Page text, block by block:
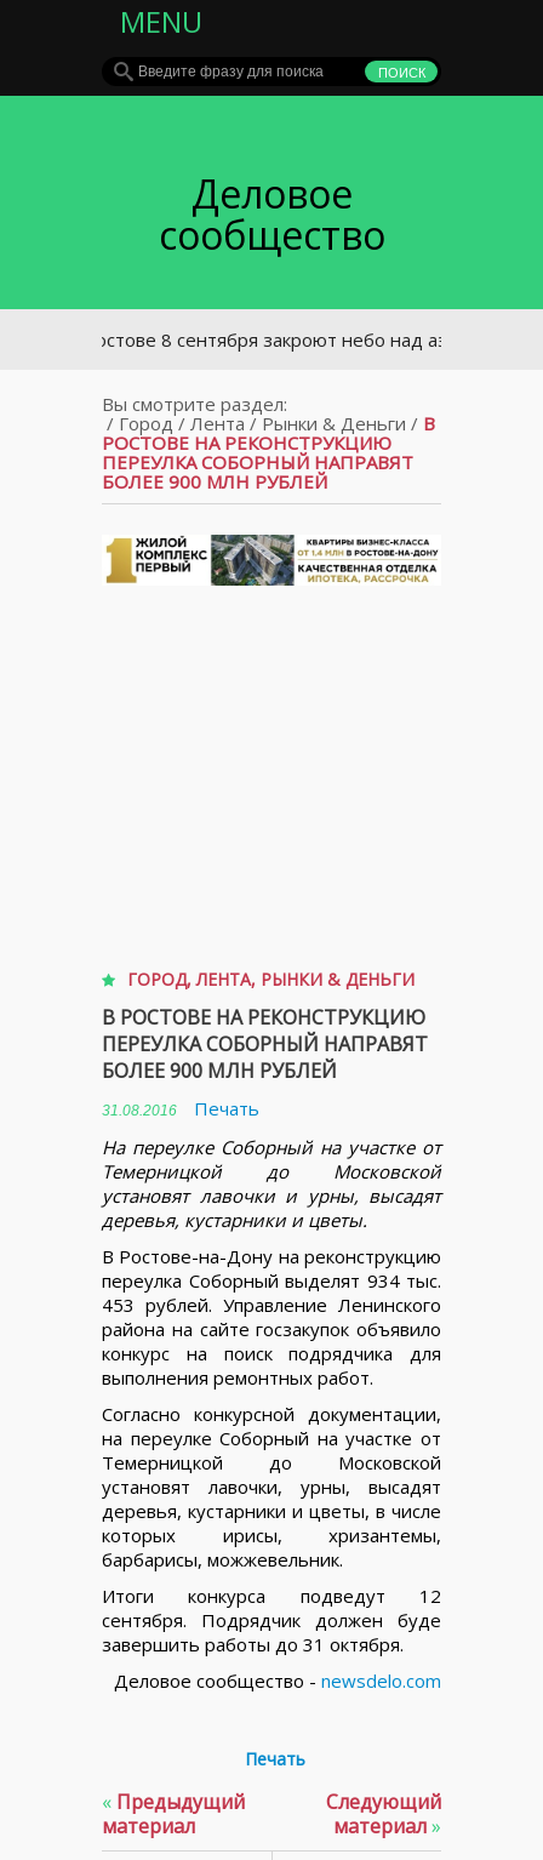
MENU
Деловое
сообщество
В Ростове 8 сентября закроют небо над аэропортом
Вы смотрите раздел:
/ Город/ Лента / Рынки & Деньги / В
РОСТОВЕ НА РЕКОНСТРУКЦИЮ
ПЕРЕУЛКА СОБОРНЫЙ НАПРАВЯТ
БОЛЕЕ 900 МЛН РУБЛЕЙ
ГОРОД,ЛЕНТА, РЫНКИ & ДЕНЬГИ
В РОСТОВЕ НА РЕКОНСТРУКЦИЮ
ПЕРЕУЛКА СОБОРНЫЙ НАПРАВЯТ
БОЛЕЕ 900 МЛН РУБЛЕЙ
31.08.2016
Печать
На переулке Соборный на участке от
Темерницкой до Московской
установят лавочки и урны, высадят
деревья, кустарники и цветы.
В Ростове-на-Дону на реконструкцию
переулка Соборный выделят 934 тыс.
453 рублей. Управление Ленинского
района на сайте госзакупок объявило
конкурс на поиск подрядчика для
выполнения ремонтных работ.
Согласно конкурсной документации,
на переулке Соборный на участке от
Темерницкой до Московской
установят лавочки, урны, высадят
деревья, кустарники и цветы, в числе
которых ирисы, хризантемы,
барбарисы, можжевельник.
Итоги конкурса подведут 12
сентября. Подрядчик должен буде
завершить работы до 31 октября.
Деловое сообщество - newsdelo.com
Печать
« Предыдущий
материал
Следующий
материал»